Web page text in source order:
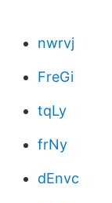
nwrvj
FreGi
tqLy
frNy
dEnvc